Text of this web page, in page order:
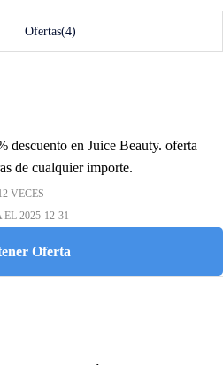
Ofertas(4)
descuento en Juice Beauty. oferta
de cualquier importe.
VECES
2025-12-31
Oferta